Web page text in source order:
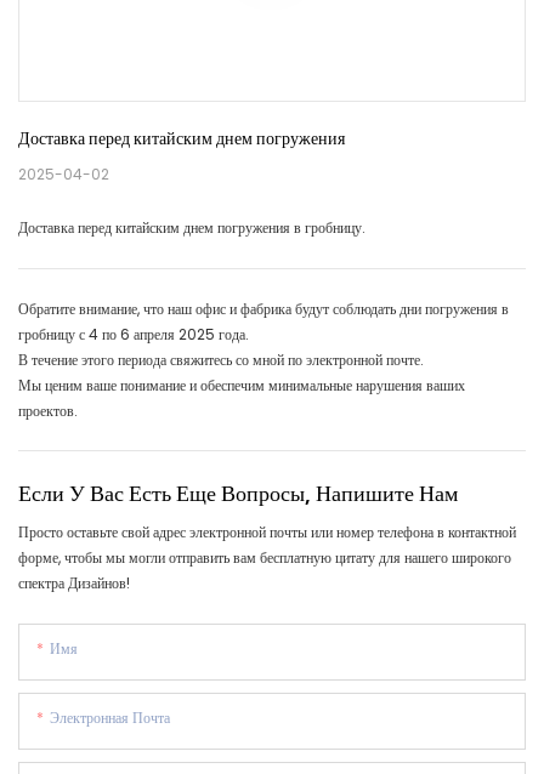
Доставка перед китайским днем ​​погружения
2025-04-02
Доставка перед китайским днем ​​погружения в гробницу.
Обратите внимание, что наш офис и фабрика будут соблюдать дни погружения в
гробницу с 4 по 6 апреля 2025 года.
В течение этого периода свяжитесь со мной по электронной почте.
Мы ценим ваше понимание и обеспечим минимальные нарушения ваших
проектов.
Если У Вас Есть Еще Вопросы, Напишите Нам
Просто оставьте свой адрес электронной почты или номер телефона в контактной
форме, чтобы мы могли отправить вам бесплатную цитату для нашего широкого
спектра Дизайнов!
Имя
Электронная Почта